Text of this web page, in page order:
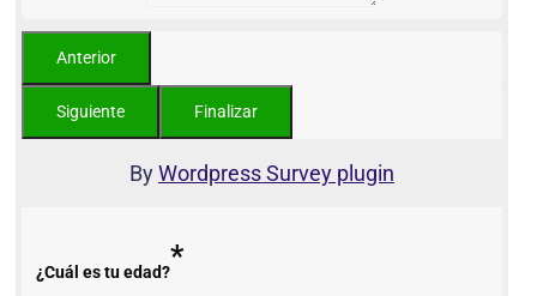
ByWordpress Survey plugin
¿Cuál es tu edad?*